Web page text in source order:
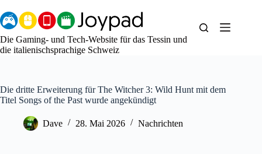
Inhalt
springen
Die Gaming- und Tech-Website für das Tessin und
die italienischsprachige Schweiz
Die dritte Erweiterung für The Witcher 3: Wild Hunt mit dem
Titel Songs of the Past wurde angekündigt
Dave 28. Mai 2026 Nachrichten